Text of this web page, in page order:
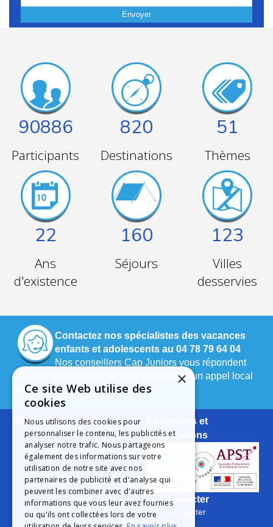
Envoyer
90886
Participants
820
Destinations
51
Thèmes
22
Ans
d'existence
160
Séjours
123
Villes
desservies
Contactez nos spécialistes des vacances
enfants et adolescents au 04 78 79 64 04
Nos conseillers Cap Juniors vous répondent
du lundi au vendredi de 9h à 17h (coût d’un appel local
depuis un poste fixe).
Mieux nous Connaître
Notre Histoire
Notre Engagement
La Charte Qualité
Le Projet Educatif
Les Aides Possibles
Les Groupes
Agréments et
qualifications
Se Connecter
Nous Contacter
FAQ
×
Ce site Web utilise des
cookies
Nous utilisons des cookies pour
personnaliser le contenu, les publicités et
analyser notre trafic. Nous partageons
également des informations sur votre
utilisation de notre site avec nos
partenaires de publicité et d'analyse qui
peuvent les combiner avec d'autres
informations que vous leur avez fournies
ou qu'ils ont collectées lors de votre